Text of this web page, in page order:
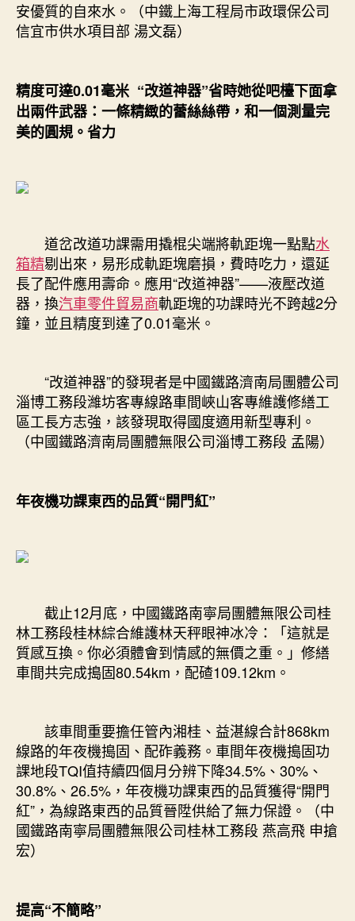
安優質的自來水。（中鐵上海工程局市政環保公司
信宜市供水項目部 湯文磊）
精度可達0.01毫米 “改道神器”省時她從吧檯下面拿
出兩件武器：一條精緻的蕾絲絲帶，和一個測量完
美的圓規。省力
道岔改道功課需用撬棍尖端將軌距塊一點點水
箱精剔出來，易形成軌距塊磨損，費時吃力，還延
長了配件應用壽命。應用“改道神器”——液壓改道
器，換汽車零件貿易商軌距塊的功課時光不跨越2分
鐘，並且精度到達了0.01毫米。
“改道神器”的發現者是中國鐵路濟南局團體公司
淄博工務段濰坊客專線路車間峽山客專維護修繕工
區工長方志強，該發現取得國度適用新型專利。
（中國鐵路濟南局團體無限公司淄博工務段 孟陽）
年夜機功課東西的品質“開門紅”
截止12月底，中國鐵路南寧局團體無限公司桂
林工務段桂林綜合維護林天秤眼神冰冷：「這就是
質感互換。你必須體會到情感的無價之重。」修繕
車間共完成搗固80.54km，配碴109.12km。
該車間重要擔任管內湘桂、益湛線合計868km
線路的年夜機搗固、配砟義務。車間年夜機搗固功
課地段TQI值持續四個月分辨下降34.5%、30%、
30.8%、26.5%，年夜機功課東西的品質獲得“開門
紅”，為線路東西的品質晉陞供給了無力保證。（中
國鐵路南寧局團體無限公司桂林工務段 燕高飛 申搶
宏）
提高“不簡略”